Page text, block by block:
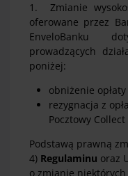
1. Zmianie
oferowane przez
EnveloBanku
prowadzących
poniżej:
obniżenie
rezygnacja z
Pocztowy Collect
Podstawą prawną
4) Regulaminu oraz
o zmianie